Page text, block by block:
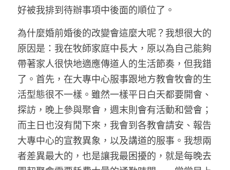
好被我排到待辦事項中後面的順位了。
為什麼婚前婚後的改變會這麼大呢？我想很大的
原因是：我在牧師家庭中長大，原以為自己能夠
帶著家人很快地適應傳道人的生活節奏，但我錯
了。首先，在大專中心服事跟地方教會牧會的生
活型態很不一樣。雖然一樣平日白天都要開會、
探訪，晚上參與聚會，週末則會有活動和營會；
而主日也沒有閒下來，我會到各教會請安、報告
大專中心的宣教異象，以及講道的服事。我想兩
者差異最大的，也是讓我最困擾的，就是每晚去